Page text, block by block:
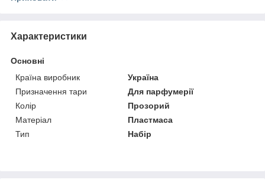
Характеристики
Основні
Країна виробник
Україна
Призначення тари
Для парфумерії
Колір
Прозорий
Матеріал
Пластмаса
Тип
Набір